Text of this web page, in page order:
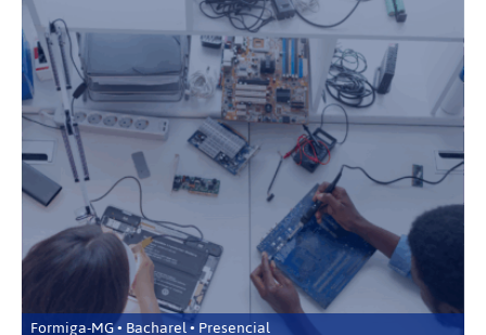
Formiga-MG • Bacharel • Presencial